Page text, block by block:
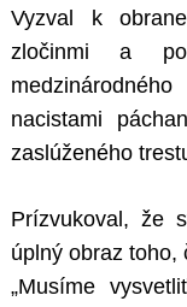
Vyzval k
zločinmi a
nacistami
zaslúženého
Prízvukoval, že
úplný obraz toho,
„Musíme